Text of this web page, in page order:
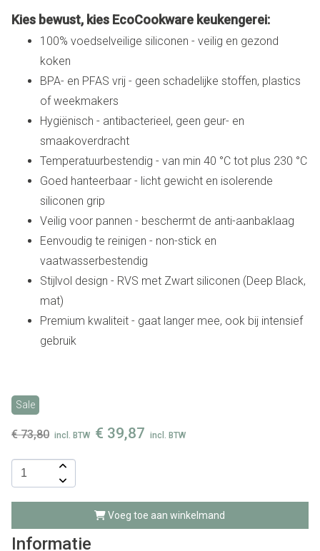
Kies bewust, kies EcoCookware keukengerei:
100% voedselveilige siliconen - veilig en gezond
koken
BPA- en PFAS vrij - geen schadelijke stoffen, plastics
of weekmakers
Hygiënisch - antibacterieel, geen geur- en
smaakoverdracht
Temperatuurbestendig - van min 40 °C tot plus 230 °C
Goed hanteerbaar - licht gewicht en isolerende
siliconen grip
Veilig voor pannen - beschermt de anti-aanbaklaag
Eenvoudig te reinigen - non-stick en
vaatwasserbestendig
Stijlvol design - RVS met Zwart siliconen (Deep Black,
mat)
Premium kwaliteit - gaat langer mee, ook bij intensief
gebruik
Sale
€ 73,80 incl. BTW € 39,87 incl. BTW
Voeg toe aan winkelmand
Informatie